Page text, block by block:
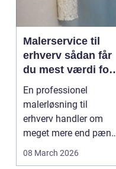
Malerservice til
erhverv sådan får
du mest værdi for
pengene
En professionel
malerløsning til
erhverv handler om
meget mere end pæne
vægge. Malerarbejde
08 March 2026